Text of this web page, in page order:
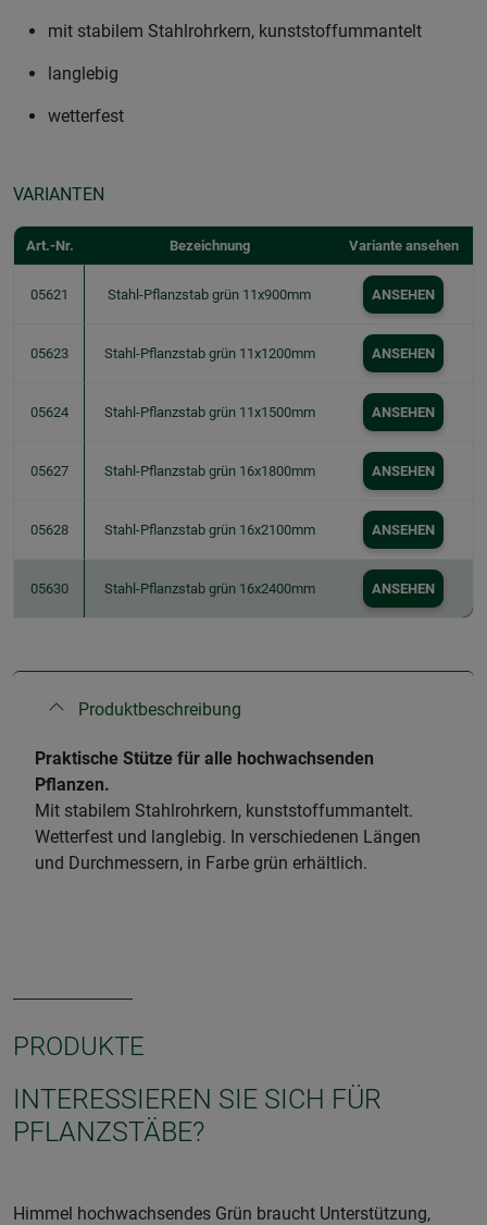
mit stabilem Stahlrohrkern, kunststoffummantelt
langlebig
wetterfest
VARIANTEN
Art.-Nr. Bezeichnung Variante ansehen
05621 Stahl-Pflanzstab grün 11x900mm ANSEHEN
05623 Stahl-Pflanzstab grün 11x1200mm ANSEHEN
05624 Stahl-Pflanzstab grün 11x1500mm ANSEHEN
05627 Stahl-Pflanzstab grün 16x1800mm ANSEHEN
05628 Stahl-Pflanzstab grün 16x2100mm ANSEHEN
05630 Stahl-Pflanzstab grün 16x2400mm ANSEHEN
Produktbeschreibung
Praktische Stütze für alle hochwachsenden
Pflanzen.
Mit stabilem Stahlrohrkern, kunststoffummantelt.
Wetterfest und langlebig. In verschiedenen Längen
und Durchmessern, in Farbe grün erhältlich.
PRODUKTE
INTERESSIEREN SIE SICH FÜR
PFLANZSTÄBE?
Himmel hochwachsendes Grün braucht Unterstützung,